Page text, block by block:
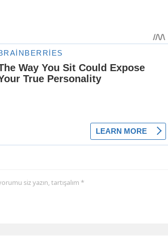
siz yazın, tartışalım *